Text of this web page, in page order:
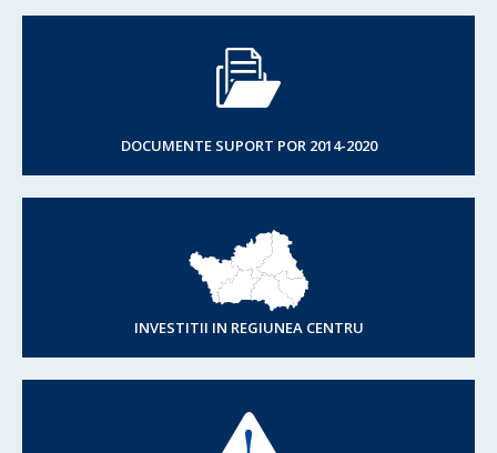
DOCUMENTE SUPORT POR 2014-2020
INVESTITII IN REGIUNEA CENTRU